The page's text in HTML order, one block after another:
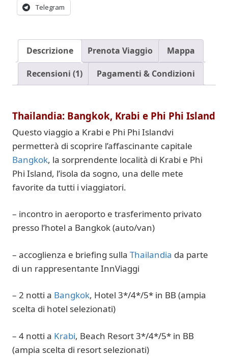
Telegram
Descrizione Prenota Viaggio Mappa
Recensioni (1) Pagamenti & Condizioni
Thailandia: Bangkok, Krabi e Phi Phi Island
Questo viaggio a Krabi e Phi Phi Islandvi
permetterà di scoprire l’affascinante capitale
Bangkok, la sorprendente località di Krabi e Phi
Phi Island, l’isola da sogno, una delle mete
favorite da tutti i viaggiatori.
– incontro in aeroporto e trasferimento privato
presso l’hotel a Bangkok (auto/van)
– accoglienza e briefing sulla Thailandia da parte
di un rappresentante InnViaggi
– 2 notti a Bangkok, Hotel 3*/4*/5* in BB (ampia
scelta di hotel selezionati)
– 4 notti a Krabi, Beach Resort 3*/4*/5* in BB
(ampia scelta di resort selezionati)